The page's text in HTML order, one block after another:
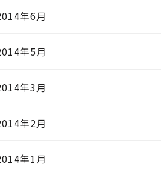
年6月
年5月
年3月
年2月
年1月